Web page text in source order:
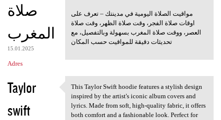
صلاة
المغرب
15.01.2025
Adres
مواقيت الصلاة اليومية في مدينتك – تعرف على
اوقات صلاة الفجر، وقت صلاة الظهر، وقت صلاة
العصر، ووقت صلاة المغرب بسهولة وبالتفصيل، مع
تحديثات دقيقة للمواقيت حسب المكان
Taylor
swift
This Taylor Swift hoodie
This Taylor Swift hoodie features a stylish design
inspired by the artist's iconic album covers and
lyrics. Made from soft, high-quality fabric, it offers
both comfort and a fashionable look. Perfect for